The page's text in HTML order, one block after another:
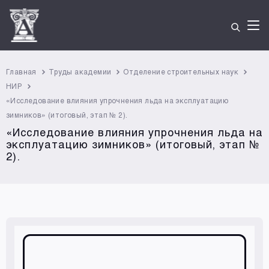
Главная Труды академии
Отделение строительных наук
НИР
«Исследование влияния упрочнения льда на эксплуатацию
зимников» (итоговый, этап № 2).
«Исследование влияния упрочнения льда на
эксплуатацию зимников» (итоговый, этап №
2).